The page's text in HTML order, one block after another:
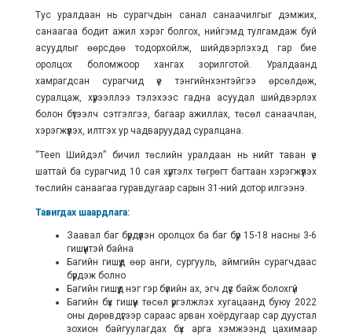
Тус уралдаан нь сурагчдын санал санаачилгыг дэмжих,
санаагаа бодит ажил хэрэг болгох, нийгэмд тулгамдаж буй
асуудлыг өөрсдөө тодорхойлж, шийдвэрлэхэд гар бие
оролцох боломжоор хангах зорилготой. Уралдаанд
хамрагдсан сурагчид үе тэнгийнхэнтэйгээ өрсөлдөж,
суралцаж, хүрээллээ тэлэхээс гадна асуудал шийдвэрлэх
болон бүтээлч сэтгэлгээ, багаар ажиллах, төсөл санаачлан,
хэрэгжүүлэх, илтгэх ур чадваруудад суралцана.
“Teen Шийдэл” бичил төслийн уралдаан нь нийт таван үе
шаттай ба сурагчид 10 сая хүртэлх төгрөгт багтаан хэрэгжүүлэх
төслийн санаагаа гуравдугаар сарын 31-ний дотор илгээнэ.
Тавигдах шаардлага:
Заавал баг бүрдүүлэн оролцох ба баг бүр 15-18 насны 3-6
гишүүнтэй байна
Багийн гишүүд өөр анги, сургууль, аймгийн сурагчдаас
бүрдэж болно
Багийн гишүүд нэг гэр бүлийн ах, эгч дүүс байж болохгүй
Багийн бүх гишүүн төсөл үргэлжлэх хугацаанд буюу 2022
оны дөрөвдүгээр сараас арван хоёрдугаар сар дуустал
зохион байгуулагдах бүх арга хэмжээнд цахимаар